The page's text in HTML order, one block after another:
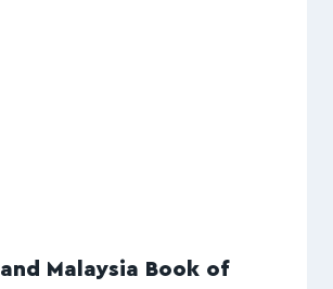
Malaysia Book of